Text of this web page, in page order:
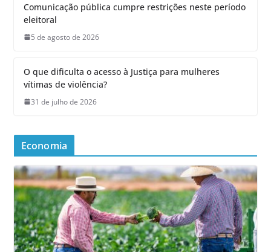
Comunicação pública cumpre restrições neste período
eleitoral
5 de agosto de 2026
O que dificulta o acesso à Justiça para mulheres
vítimas de violência?
31 de julho de 2026
Economia